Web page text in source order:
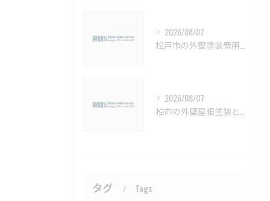
2026/08/07
2026/08/07
タグ Tags